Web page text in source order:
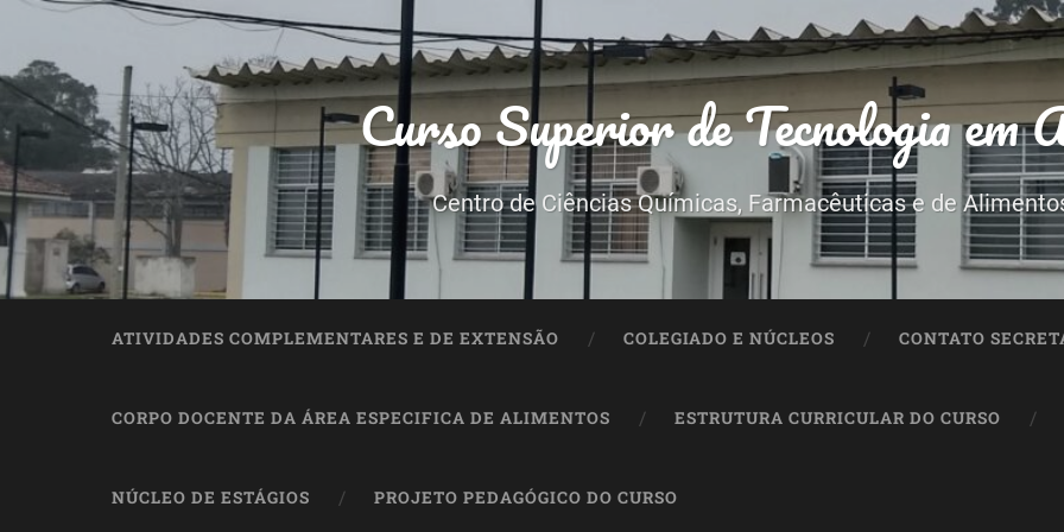
Curso Superior de Tecnologia em
Centro de Ciências Químicas, Farmacêuticas e de
ATIVIDADES COMPLEMENTARES E DE EXTENSÃO COLEGIADO E NÚCLEOS CONTATO
CORPO DOCENTE DA ÁREA ESPECIFICA DE ALIMENTOS ESTRUTURA CURRICULAR DO CURSO
NÚCLEO DE ESTÁGIOS PROJETO PEDAGÓGICO DO CURSO